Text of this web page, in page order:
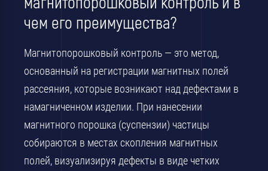
чем его преимущества?
Магнитопорошковый контроль — это метод,
основанный на регистрации магнитных полей
рассеяния, которые возникают над дефектами в
намагниченном изделии. При нанесении
магнитного порошка (суспензии) частицы
собираются в местах скопления магнитных
полей, визуализируя дефекты в виде четких